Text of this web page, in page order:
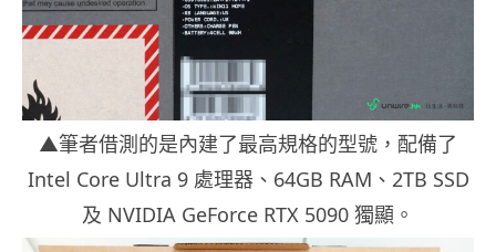
▲筆者借測的是內建了最高規格的型號，配備了
Intel Core Ultra 9 處理器、64GB RAM、2TB SSD
及 NVIDIA GeForce RTX 5090 獨顯。